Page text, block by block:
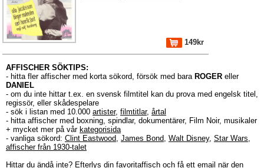
149kr
AFFISCHER SÖKTIPS:
- hitta fler affischer med korta sökord, försök med bara ROGER eller
DANIEL
- om du inte hittar t.ex. en svensk filmtitel kan du prova med engelsk titel,
regissör, eller skådespelare
- sök i listan med 10.000 artister, filmtitlar, årtal
- hitta affischer med boxning, spindlar, dokumentärer, Film Noir, musikaler
+ mycket mer på vår kategorisida
- vanliga sökord: Clint Eastwood, James Bond, Walt Disney, Star Wars,
affischer från 1930-talet
Hittar du ändå inte? Efterlys din favoritaffisch och få ett email när den